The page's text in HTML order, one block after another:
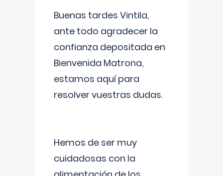
Buenas tardes Vintila,
ante todo agradecer la
confianza depositada en
Bienvenida Matrona,
estamos aquí para
resolver vuestras dudas.
Hemos de ser muy
cuidadosas con la